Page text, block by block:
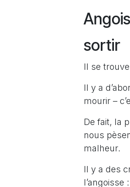
sortir
Il se
Il y a
mourir –
De fait, la
nous
malheur.
Il y a des